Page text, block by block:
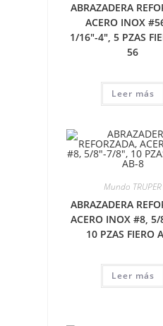
ABRAZADERA
ACERO INOX
1/16″-4″, 5 PZAS
56
Leer más
Mundo TRUPER
ABRAZADERA
ACERO INOX #8, 5/
10 PZAS FIERO
Leer más